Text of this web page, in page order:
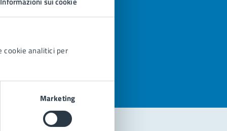
cookie analitici per
Marketing